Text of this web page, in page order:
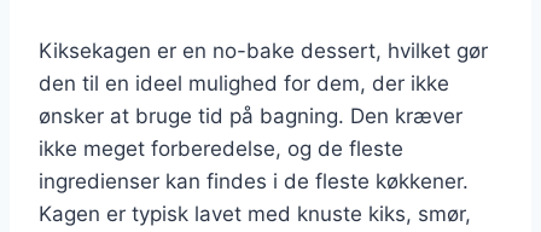
Kiksekagen er en no-bake dessert, hvilket gør
den til en ideel mulighed for dem, der ikke
ønsker at bruge tid på bagning. Den kræver
ikke meget forberedelse, og de fleste
ingredienser kan findes i de fleste køkkener.
Kagen er typisk lavet med knuste kiks, smør,